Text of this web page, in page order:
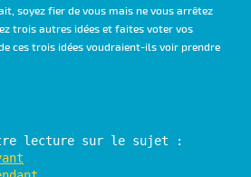
soyez fier de vous mais ne vous arrêtez
trois autres idées et faites voter vos
ces trois idées voudraient-ils voir prendre
lecture sur le sujet :